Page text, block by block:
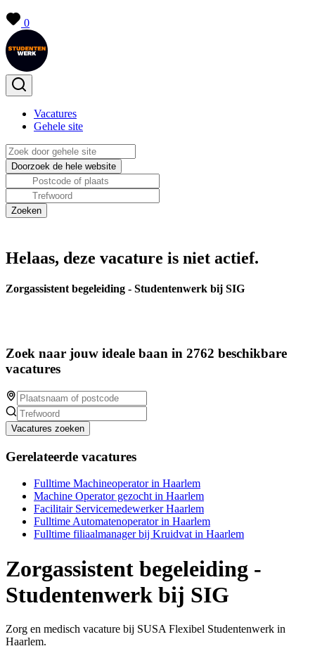
0
Vacatures
Gehele site
Helaas, deze vacature is niet actief.
Zorgassistent begeleiding - Studentenwerk bij SIG
Zoek naar jouw ideale baan in 2762 beschikbare
vacatures
Vacatures zoeken
Gerelateerde vacatures
Fulltime Machineoperator in Haarlem
Machine Operator gezocht in Haarlem
Facilitair Servicemedewerker Haarlem
Fulltime Automatenoperator in Haarlem
Fulltime filiaalmanager bij Kruidvat in Haarlem
Zorgassistent begeleiding -
Studentenwerk bij SIG
Zorg en medisch vacature bij SUSA Flexibel Studentenwerk in
Haarlem.